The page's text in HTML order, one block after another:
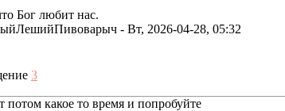
Бог любит нас.
- Вт, 2026-04-28, 05:32
3
потом какое то время и попробуйте